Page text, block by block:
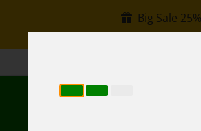
Big Sale